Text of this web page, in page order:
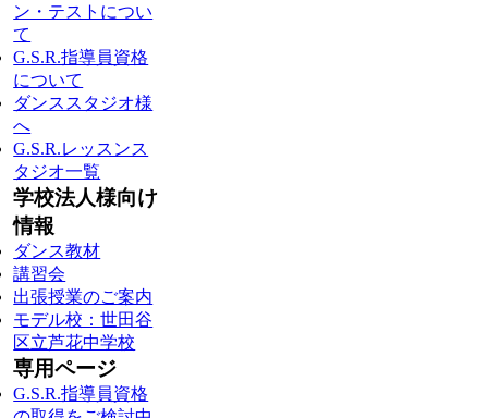
ン・テストについ
て
G.S.R.指導員資格
について
ダンススタジオ様
へ
G.S.R.レッスンス
タジオ一覧
学校法人様向け
情報
ダンス教材
講習会
出張授業のご案内
モデル校：世田谷
区立芦花中学校
専用ページ
G.S.R.指導員資格